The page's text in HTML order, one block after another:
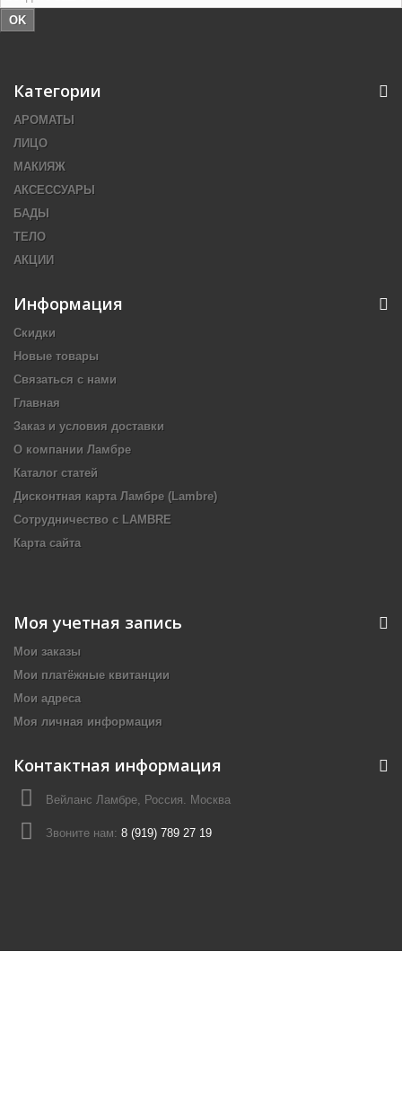
OK
Категории
АРОМАТЫ
ЛИЦО
МАКИЯЖ
АКСЕССУАРЫ
БАДЫ
ТЕЛО
АКЦИИ
Информация
Скидки
Новые товары
Связаться с нами
Главная
Заказ и условия доставки
О компании Ламбре
Каталог статей
Дисконтная карта Ламбре (Lambre)
Сотрудничество с LAMBRE
Карта сайта
Моя учетная запись
Мои заказы
Мои платёжные квитанции
Мои адреса
Моя личная информация
Контактная информация
Вейланс Ламбре, Россия. Москва
Звоните нам: 8 (919) 789 27 19